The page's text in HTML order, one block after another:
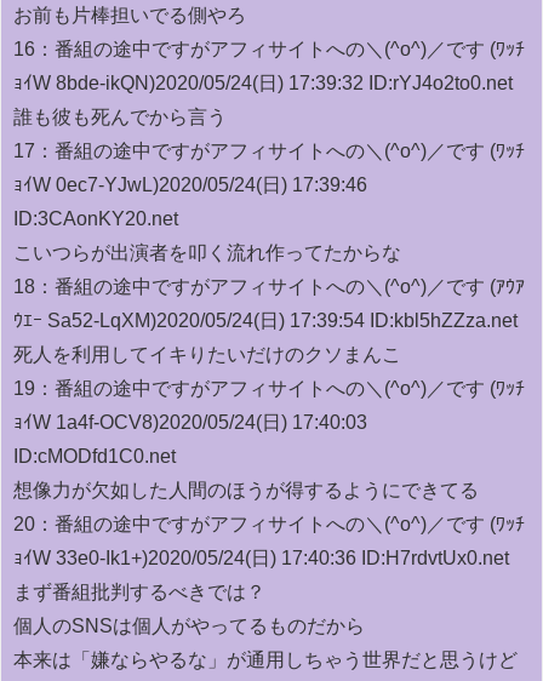
お前も片棒担いでる側やろ
16： 番組の途中ですがアフィサイトへの＼(^o^)／です (ﾜｯﾁ
ｮｲW 8bde-ikQN)2020/05/24(日) 17:39:32 ID:rYJ4o2to0.net
誰も彼も死んでから言う
17： 番組の途中ですがアフィサイトへの＼(^o^)／です (ﾜｯﾁ
ｮｲW 0ec7-YJwL)2020/05/24(日) 17:39:46
ID:3CAonKY20.net
こいつらが出演者を叩く流れ作ってたからな
18： 番組の途中ですがアフィサイトへの＼(^o^)／です (ｱｳｱ
ｳｴｰ Sa52-LqXM)2020/05/24(日) 17:39:54 ID:kbl5hZZza.net
死人を利用してイキりたいだけのクソまんこ
19： 番組の途中ですがアフィサイトへの＼(^o^)／です (ﾜｯﾁ
ｮｲW 1a4f-OCV8)2020/05/24(日) 17:40:03
ID:cMODfd1C0.net
想像力が欠如した人間のほうが得するようにできてる
20： 番組の途中ですがアフィサイトへの＼(^o^)／です (ﾜｯﾁ
ｮｲW 33e0-Ik1+)2020/05/24(日) 17:40:36 ID:H7rdvtUx0.net
まず番組批判するべきでは？
個人のSNSは個人がやってるものだから
本来は「嫌ならやるな」が通用しちゃう世界だと思うけど